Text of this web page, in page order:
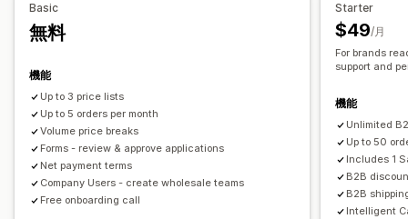
注文管理
一括処理
注文制限
APIアクセス
在庫の同期 在庫ステータス
Basic
無料
機能
Up to 3 price lists
Up to 5 orders per month
Volume price breaks
Forms - review & approve applications
Net payment terms
Company Users - create wholesale teams
Free onboarding call
Starter
$49/月
For brands
support and
機能
Unlimited
Up to 50
Includes 1
B2B
B2B
Intelligent